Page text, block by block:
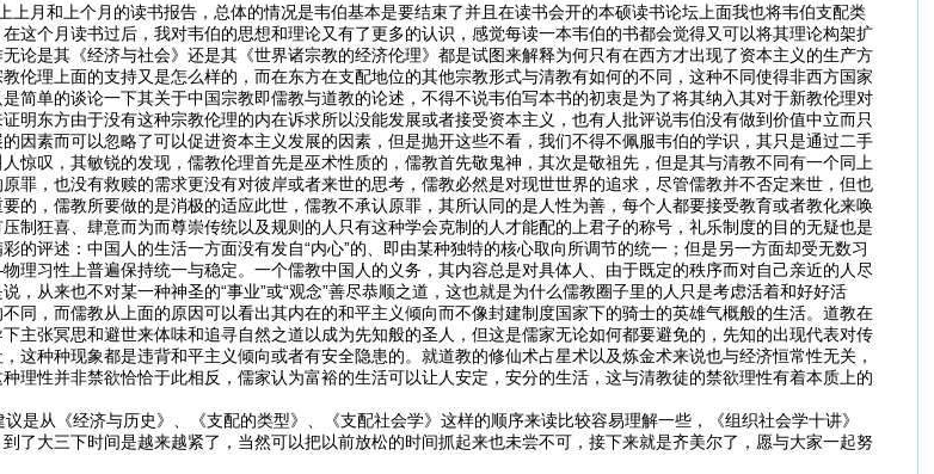
上月和上个月的读书报告，总体的情况是韦伯基本是要结束了并且在读书会开的本硕读书论坛上面我也将韦伯支配类
这个月读书过后，我对韦伯的思想和理论又有了更多的认识，感觉每读一本韦伯的书都会觉得又可以将其理论构架扩
论是其《经济与社会》还是其《世界诸宗教的经济伦理》都是试图来解释为何只有在西方才出现了资本主义的生产方
伦理上面的支持又是怎么样的，而在东方在支配地位的其他宗教形式与清教有如何的不同，这种不同使得非西方国家
简单的谈论一下其关于中国宗教即儒教与道教的论述，不得不说韦伯写本书的初衷是为了将其纳入其对于新教伦理对
明东方由于没有这种宗教伦理的内在诉求所以没能发展或者接受资本主义，也有人批评说韦伯没有做到价值中立而只
因素而可以忽略了可以促进资本主义发展的因素，但是抛开这些不看，我们不得不佩服韦伯的学识，其只是通过二手
惊叹，其敏锐的发现，儒教伦理首先是巫术性质的，儒教首先敬鬼神，其次是敬祖先，但是其与清教不同有一个同上
罪，也没有救赎的需求更没有对彼岸或者来世的思考，儒教必然是对现世世界的追求，尽管儒教并不否定来世，但也
的，儒教所要做的是消极的适应此世，儒教不承认原罪，其所认同的是人性为善，每个人都要接受教育或者教化来唤
制狂喜、肆意而为而尊崇传统以及规则的人只有这种学会克制的人才能配的上君子的称号，礼乐制度的目的无疑也是
的评述：中国人的生活一方面没有发自“内心”的、即由某种独特的核心取向所调节的统一；但是另一方面却受无数习
理习性上普遍保持统一与稳定。一个儒教中国人的义务，其内容总是对具体人、由于既定的秩序而对自己亲近的人尽
，从来也不对某一种神圣的“事业”或“观念”善尽恭顺之道，这也就是为什么儒教圈子里的人只是考虑活着和好好活
同，而儒教从上面的原因可以看出其内在的和平主义倾向而不像封建制度国家下的骑士的英雄气概般的生活。道教在
主张冥思和避世来体味和追寻自然之道以成为先知般的圣人，但这是儒家无论如何都要避免的，先知的出现代表对传
这种种现象都是违背和平主义倾向或者有安全隐患的。就道教的修仙术占星术以及炼金术来说也与经济恒常性无关，
理性并非禁欲恰恰于此相反，儒家认为富裕的生活可以让人安定，安分的生活，这与清教徒的禁欲理性有着本质上的
是从《经济与历史》、《支配的类型》、《支配社会学》这样的顺序来读比较容易理解一些，《组织社会学十讲》
了大三下时间是越来越紧了，当然可以把以前放松的时间抓起来也未尝不可，接下来就是齐美尔了，愿与大家一起努